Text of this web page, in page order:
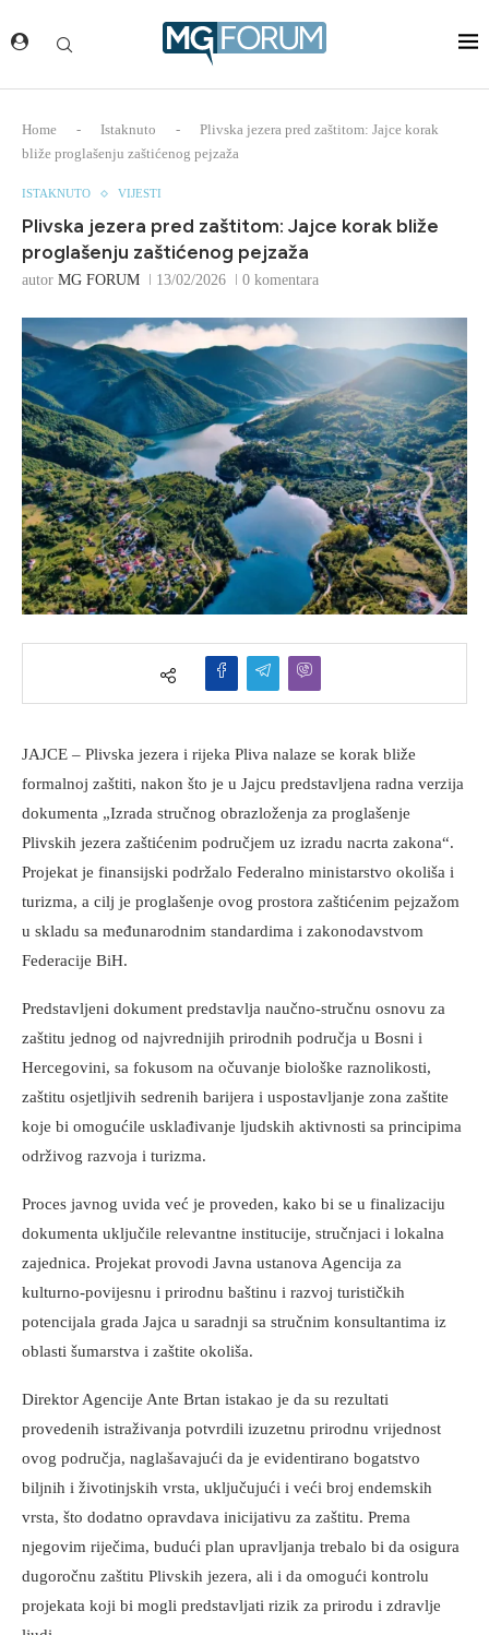
Home - Istaknuto -
Plivska jezera pred zaštitom: Jajce korak
bliže proglašenju zaštićenog pejzaža
ISTAKNUTO VIJESTI
Plivska jezera pred zaštitom: Jajce korak bliže
proglašenju zaštićenog pejzaža
autor MG FORUM 13/02/2026 0 komentara
JAJCE – Plivska jezera i rijeka Pliva nalaze se korak bliže
formalnoj zaštiti, nakon što je u Jajcu predstavljena radna verzija
dokumenta „Izrada stručnog obrazloženja za proglašenje
Plivskih jezera zaštićenim područjem uz izradu nacrta zakona“.
Projekat je finansijski podržalo Federalno ministarstvo okoliša i
turizma, a cilj je proglašenje ovog prostora zaštićenim pejzažom
u skladu sa međunarodnim standardima i zakonodavstvom
Federacije BiH.
Predstavljeni dokument predstavlja naučno-stručnu osnovu za
zaštitu jednog od najvrednijih prirodnih područja u Bosni i
Hercegovini, sa fokusom na očuvanje biološke raznolikosti,
zaštitu osjetljivih sedrenih barijera i uspostavljanje zona zaštite
koje bi omogućile usklađivanje ljudskih aktivnosti sa principima
održivog razvoja i turizma.
Proces javnog uvida već je proveden, kako bi se u finalizaciju
dokumenta uključile relevantne institucije, stručnjaci i lokalna
zajednica. Projekat provodi Javna ustanova Agencija za
kulturno-povijesnu i prirodnu baštinu i razvoj turističkih
potencijala grada Jajca u saradnji sa stručnim konsultantima iz
oblasti šumarstva i zaštite okoliša.
Direktor Agencije Ante Brtan istakao je da su rezultati
provedenih istraživanja potvrdili izuzetnu prirodnu vrijednost
ovog područja, naglašavajući da je evidentirano bogatstvo
biljnih i životinjskih vrsta, uključujući i veći broj endemskih
vrsta, što dodatno opravdava inicijativu za zaštitu. Prema
njegovim riječima, budući plan upravljanja trebalo bi da osigura
dugoročnu zaštitu Plivskih jezera, ali i da omogući kontrolu
projekata koji bi mogli predstavljati rizik za prirodu i zdravlje